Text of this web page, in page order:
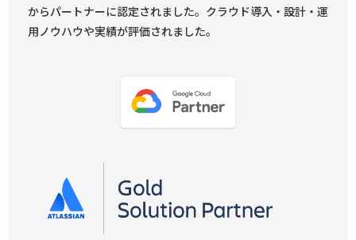
からパートナーに認定されました。クラウド導入・設計・運
用ノウハウや実績が評価されました。